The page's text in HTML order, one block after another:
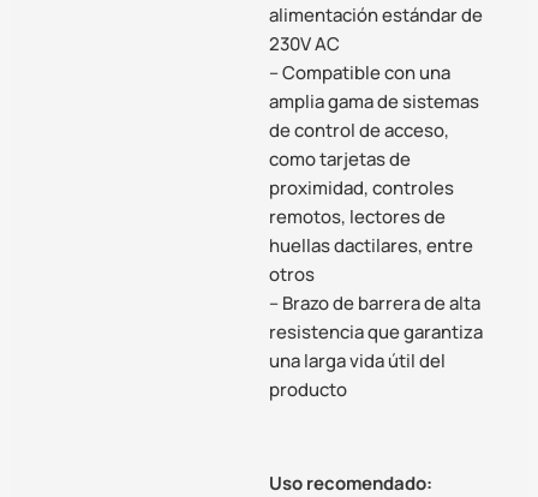
alimentación estándar de
230V AC
– Compatible con una
amplia gama de sistemas
de control de acceso,
como tarjetas de
proximidad, controles
remotos, lectores de
huellas dactilares, entre
otros
– Brazo de barrera de alta
resistencia que garantiza
una larga vida útil del
producto
Uso recomendado: